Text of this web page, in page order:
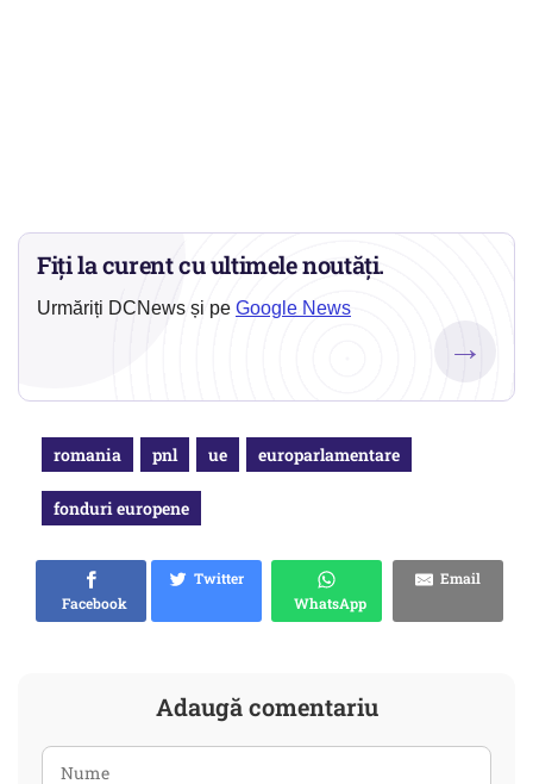
Fiți la curent cu ultimele noutăți.
Urmăriți DCNews și pe Google News
→
romania pnl ue europarlamentare
fonduri europene
Facebook
Twitter
WhatsApp
Email
Adaugă comentariu